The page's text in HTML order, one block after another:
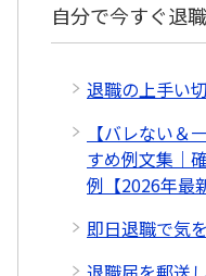
自分で今すぐ退
退職の上手い
【バレない＆
すめ例文集｜
例【2026年最
即日退職で気